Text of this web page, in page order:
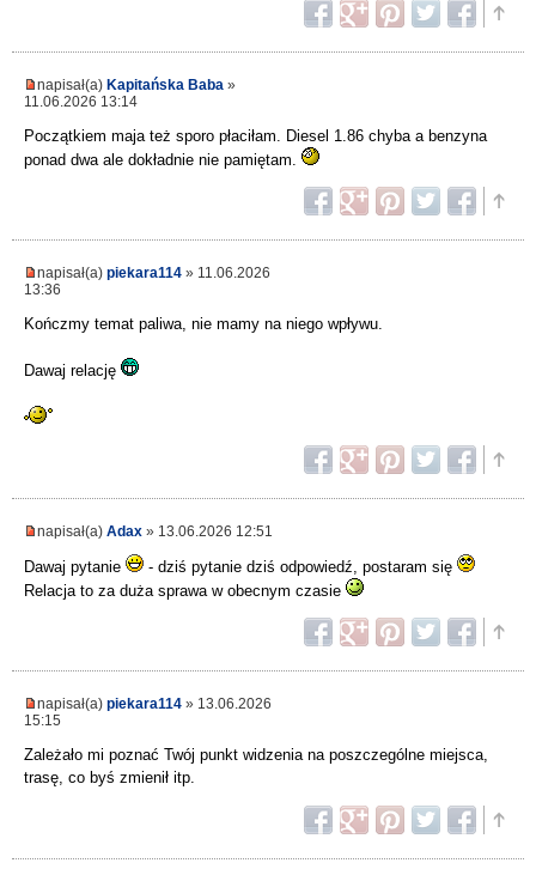
napisał(a) Kapitańska Baba »
11.06.2026 13:14
Początkiem maja też sporo płaciłam. Diesel 1.86 chyba a benzyna
ponad dwa ale dokładnie nie pamiętam.
napisał(a) piekara114 » 11.06.2026
13:36
Kończmy temat paliwa, nie mamy na niego wpływu.
Dawaj relację
napisał(a) Adax » 13.06.2026 12:51
Dawaj pytanie
- dziś pytanie dziś odpowiedź, postaram się
Relacja to za duża sprawa w obecnym czasie
napisał(a) piekara114 » 13.06.2026
15:15
Zależało mi poznać Twój punkt widzenia na poszczególne miejsca,
trasę, co byś zmienił itp.